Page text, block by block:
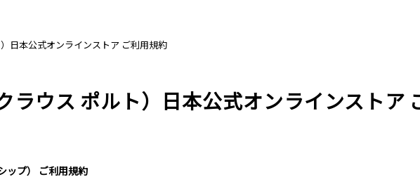
日本公式オンラインストア ご利用規約
ラウス ポルト）日本公式オンラインストア
ップ） ご利用規約